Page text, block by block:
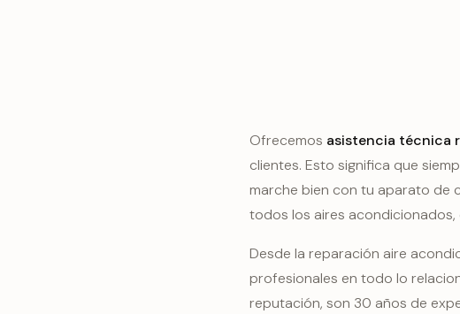
Ofrecemos asistencia técnica
clientes. Esto significa que
marche bien con tu aparato de
todos los aires acondicionados,
Desde la reparación aire
profesionales en todo lo
reputación, son 30 años de